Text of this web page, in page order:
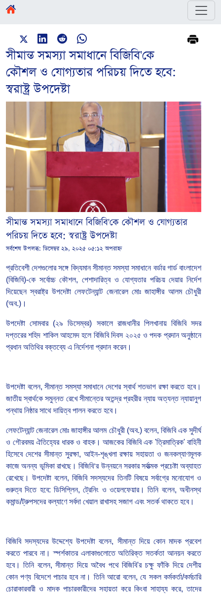
সীমান্ত সমস্যা সমাধানে বিজিবি'কে
কৌশল ও যোগ্যতার পরিচয় দিতে হবে:
স্বরাষ্ট্র উপদেষ্টা
সীমান্ত সমস্যা সমাধানে বিজিবি'কে কৌশল ও যোগ্যতার
পরিচয় দিতে হবে: স্বরাষ্ট্র উপদেষ্টা
সর্বশেষ উপলব্ধ:ডিসেম্বর ২৯, ২০২৫ ০৫:১২ অপরাহ্ন
প্রতিবেশী দেশগুলোর সঙ্গে বিদ্যমান সীমান্ত সমস্যা সমাধানে বর্ডার গার্ড বাংলাদেশ
(বিজিবি)-কে সর্বোচ্চ কৌশল, পেশাদারিত্ব ও যোগ্যতার পরিচয় দেয়ার নির্দেশ
দিয়েছেন স্বরাষ্ট্র উপদেষ্টা লেফটেন্যান্ট জেনারেল মোঃ জাহাঙ্গীর আলম চৌধুরী
(অব.)।
উপদেষ্টা সোমবার (২৯ ডিসেম্বর) সকালে রাজধানীর পিলখানায় বিজিবি সদর
দপ্তরের শহিদ শাকিল আহমেদ হলে বিজিবি দিবস ২০২৫ ও পদক প্রদান অনুষ্ঠানে
প্রধান অতিথির বক্তব্যে এ নির্দেশনা প্রদান করেন।
উপদেষ্টা বলেন, সীমান্ত সমস্যা সমাধানে দেশের স্বার্থ শতভাগ রক্ষা করতে হবে।
জাতীয় স্বার্থকে সমুন্নত রেখে সীমান্তের অতন্দ্র প্রহরীর ন্যায় অত্যন্ত ন্যায়ানুগ
পন্থায় নিষ্ঠার সাথে দায়িত্ব পালন করতে হবে।
লেফটেন্যান্ট জেনারেল মোঃ জাহাঙ্গীর আলম চৌধুরী (অব.) বলেন, বিজিবি এক সুদীর্ঘ
ও গৌরবময় ঐতিহ্যের ধারক ও বাহক। আজকের বিজিবি এক 'ত্রিমাত্রিক' বাহিনী
হিসেবে দেশের সীমান্ত সুরক্ষা, আইন-শৃঙ্খলা রক্ষায় সহায়তা ও জনকল্যাণমূলক
কাজে অনন্য ভূমিকা রাখছে। বিজিবি’র উন্নয়নে সরকার সর্বাত্মক প্রচেষ্টা অব্যাহত
রেখেছে। উপদেষ্টা বলেন, বিজিবি সদস্যদের তিনটি বিষয়ে সর্বাগ্রে মনোযোগ ও
গুরুত্ব দিতে হবে: ডিসিপ্লিন, ট্রেনিং ও ওয়েলফেয়ার। তিনি বলেন, অধীনস্থ
কমান্ড/ট্রুপসদের কল্যাণে সর্বদা খেয়াল রাখাসহ সজাগ এবং সতর্ক থাকতে হবে।
বিজিবি সদস্যদের উদ্দেশ্যে উপদেষ্টা বলেন, সীমান্ত দিয়ে কোন মাদক প্রবেশ
করতে পারবে না। স্পর্শকাতর এলাকাগুলোতে অতিরিক্ত সতর্কতা আনয়ন করতে
হবে। তিনি বলেন, সীমান্ত দিয়ে অবৈধ পথে বিজিবি'র চক্ষু ফাঁকি দিয়ে দেশীয়
কোন পণ্য বিদেশে পাচার হবে না। তিনি আরো বলেন, যে সকল কর্মকর্তা/কর্মচারি
চোরাকারবারী ও মাদক পাচারকারীদের সহায়তা করে কিংবা সাহায্য করে, তাদের